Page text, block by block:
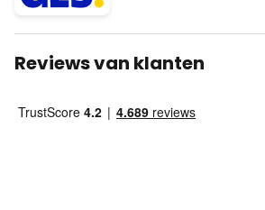
Reviews van klanten